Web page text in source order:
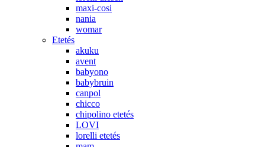
maxi-cosi
nania
womar
Etetés
akuku
avent
babyono
babybruin
canpol
chicco
chipolino etetés
LOVI
lorelli etetés